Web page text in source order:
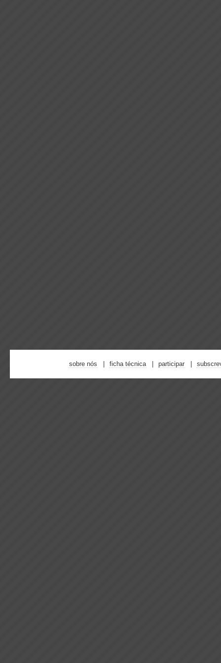
sobre nós ficha técnica participar